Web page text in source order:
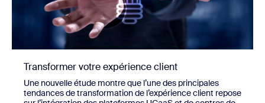
Transformer votre expérience client
Une nouvelle étude montre que l’une des principales
tendances de transformation de l’expérience client repose